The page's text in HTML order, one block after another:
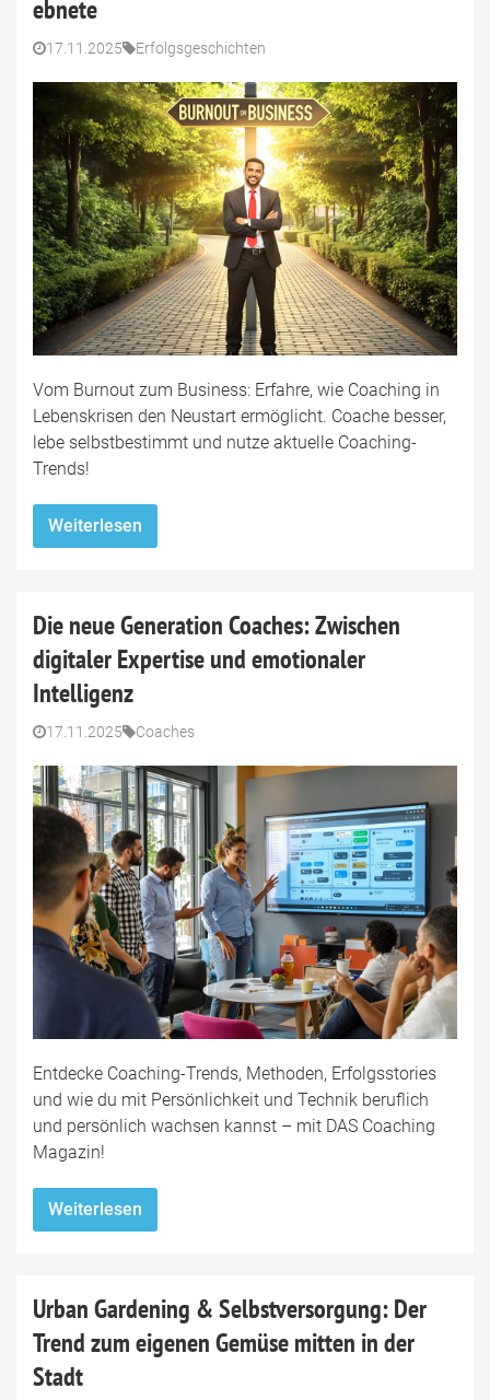
ebnete
17.11.2025 Erfolgsgeschichten
Vom Burnout zum Business: Erfahre, wie Coaching in
Lebenskrisen den Neustart ermöglicht. Coache besser,
lebe selbstbestimmt und nutze aktuelle Coaching-
Trends!
Weiterlesen
Die neue Generation Coaches: Zwischen
digitaler Expertise und emotionaler
Intelligenz
17.11.2025 Coaches
Entdecke Coaching-Trends, Methoden, Erfolgsstories
und wie du mit Persönlichkeit und Technik beruflich
und persönlich wachsen kannst – mit DAS Coaching
Magazin!
Weiterlesen
Urban Gardening & Selbstversorgung: Der
Trend zum eigenen Gemüse mitten in der
Stadt